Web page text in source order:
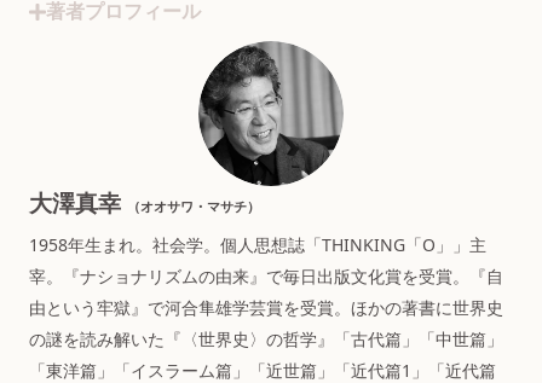
著者プロフィール
大澤真幸 （オオサワ・マサチ）
1958年生まれ。社会学。個人思想誌「THINKING「O」」主
宰。『ナショナリズムの由来』で毎日出版文化賞を受賞。『自
由という牢獄』で河合隼雄学芸賞を受賞。ほかの著書に世界史
の謎を読み解いた『〈世界史〉の哲学』「古代篇」「中世篇」
「東洋篇」「イスラーム篇」「近世篇」「近代篇1」「近代篇